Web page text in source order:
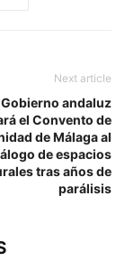
Next article
Gobierno andaluz
el Convento de
de Málaga al
de espacios
tras años de
parálisis